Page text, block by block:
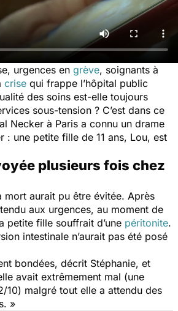
urgences en grève, soignants à
crise qui frappe l’hôpital public
des soins est-elle toujours
sous-tension ? C’est dans ce
Necker à Paris a connu un drame
: une petite fille de 11 ans, Lou, est
plusieurs fois chez
mort aurait pu être évitée. Après
aux urgences, au moment de
petite fille souffrait d’une péritonite.
intestinale n’aurait pas été posé
bondées, décrit Stéphanie, et
avait extrêmement mal (une
10) malgré tout elle a attendu des
»